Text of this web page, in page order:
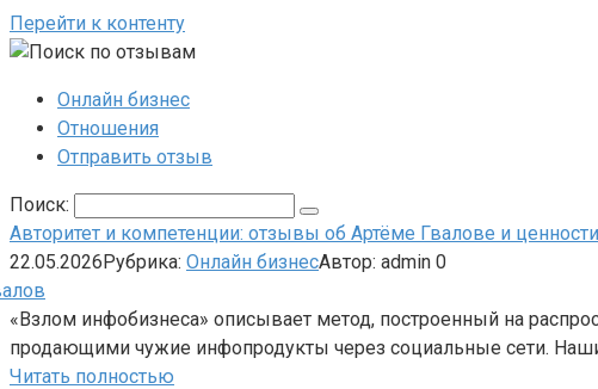
Перейти к контенту
Онлайн бизнес
Отношения
Отправить отзыв
Поиск:
Авторитет и компетенции: отзывы об Артёме Гвалове и
22.05.2026Рубрика: Онлайн бизнесАвтор: admin 0
«Взлом инфобизнеса» описывает метод, построенный на
продающими чужие инфопродукты через социальные сети.
Читать полностью